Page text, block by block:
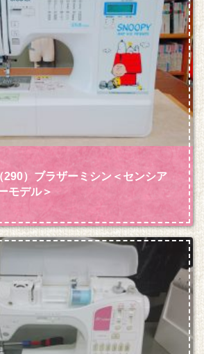
290）ブラザーミシン＜センシア
モデル＞